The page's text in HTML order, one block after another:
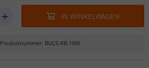
IN WINKELWAGEN
Productnummer: BUCS-RB-16M